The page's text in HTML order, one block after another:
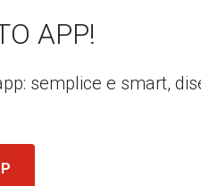
APP!
semplice e smart,